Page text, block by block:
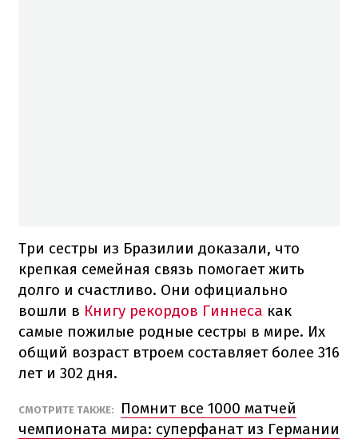
Три сестры из Бразилии доказали, что
крепкая семейная связь помогает жить
долго и счастливо. Они официально
вошли в Книгу рекордов Гиннеса как
самые пожилые родные сестры в мире. Их
общий возраст втроем составляет более 316
лет и 302 дня.
СМОТРИТЕ ТАКЖЕ:
Помнит все 1000 матчей
чемпионата мира: суперфанат из Германии